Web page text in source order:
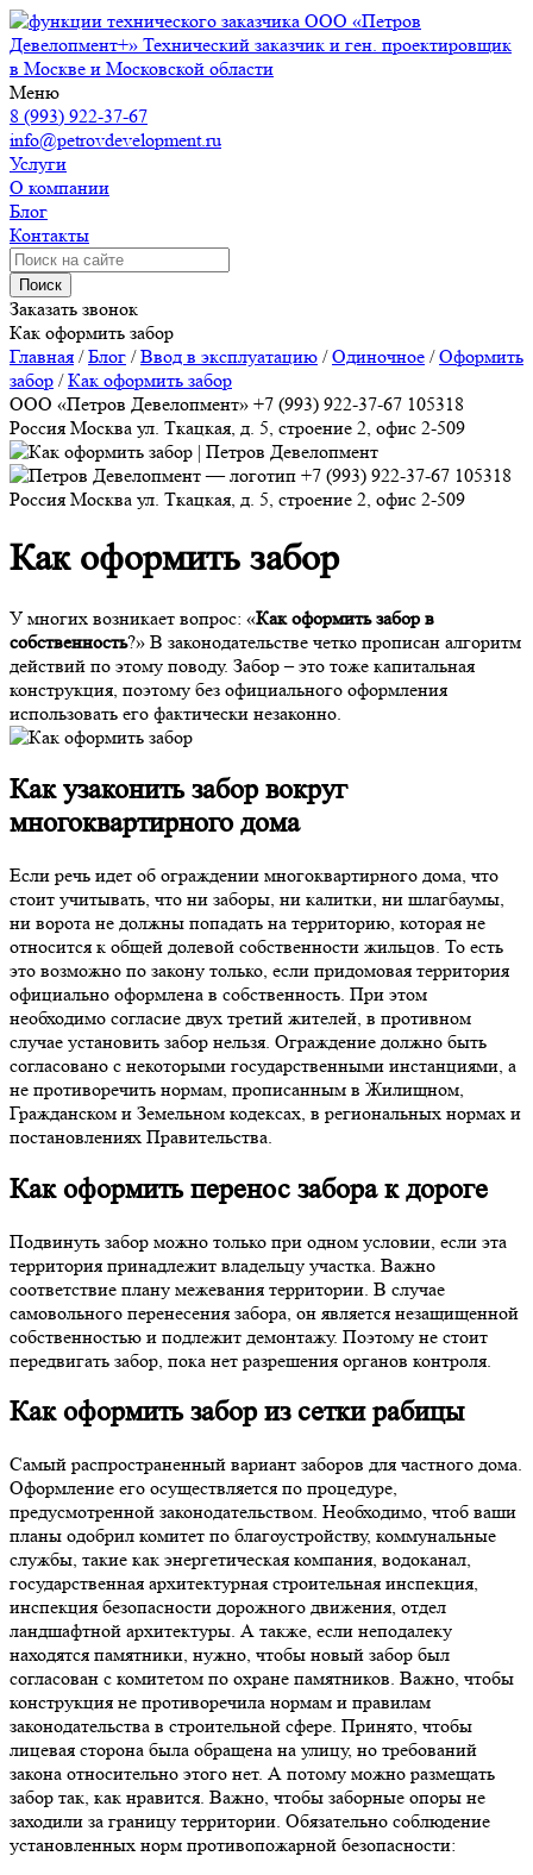
ООО «Петров
Девелопмент+» Технический заказчик и ген. проектировщик
в Москве и Московской области
Меню
8 (993) 922-37-67
info@petrovdevelopment.ru
Услуги
О компании
Блог
Контакты
Поиск
Заказать звонок
Как оформить забор
Главная /Блог /Ввод в эксплуатацию /Одиночное /Оформить
забор /Как оформить забор
ООО «Петров Девелопмент» +7 (993) 922-37-67 105318
Россия Москва ул. Ткацкая, д. 5, строение 2, офис 2-509
+7 (993) 922-37-67 105318
Россия Москва ул. Ткацкая, д. 5, строение 2, офис 2-509
Как оформить забор
У многих возникает вопрос: «Как оформить забор в
собственность?» В законодательстве четко прописан алгоритм
действий по этому поводу. Забор – это тоже капитальная
конструкция, поэтому без официального оформления
использовать его фактически незаконно.
Как узаконить забор вокруг
многоквартирного дома
Если речь идет об ограждении многоквартирного дома, что
стоит учитывать, что ни заборы, ни калитки, ни шлагбаумы,
ни ворота не должны попадать на территорию, которая не
относится к общей долевой собственности жильцов. То есть
это возможно по закону только, если придомовая территория
официально оформлена в собственность. При этом
необходимо согласие двух третий жителей, в противном
случае установить забор нельзя. Ограждение должно быть
согласовано с некоторыми государственными инстанциями, а
не противоречить нормам, прописанным в Жилищном,
Гражданском и Земельном кодексах, в региональных нормах и
постановлениях Правительства.
Как оформить перенос забора к дороге
Подвинуть забор можно только при одном условии, если эта
территория принадлежит владельцу участка. Важно
соответствие плану межевания территории. В случае
самовольного перенесения забора, он является незащищенной
собственностью и подлежит демонтажу. Поэтому не стоит
передвигать забор, пока нет разрешения органов контроля.
Как оформить забор из сетки рабицы
Самый распространенный вариант заборов для частного дома.
Оформление его осуществляется по процедуре,
предусмотренной законодательством. Необходимо, чтоб ваши
планы одобрил комитет по благоустройству, коммунальные
службы, такие как энергетическая компания, водоканал,
государственная архитектурная строительная инспекция,
инспекция безопасности дорожного движения, отдел
ландшафтной архитектуры. А также, если неподалеку
находятся памятники, нужно, чтобы новый забор был
согласован с комитетом по охране памятников. Важно, чтобы
конструкция не противоречила нормам и правилам
законодательства в строительной сфере. Принято, чтобы
лицевая сторона была обращена на улицу, но требований
закона относительно этого нет. А потому можно размещать
забор так, как нравится. Важно, чтобы заборные опоры не
заходили за границу территории. Обязательно соблюдение
установленных норм противопожарной безопасности: